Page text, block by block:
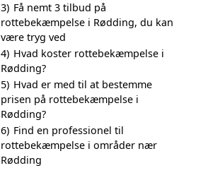
3) Få nemt 3 tilbud på
rottebekæmpelse i Rødding, du kan
være tryg ved
4) Hvad koster rottebekæmpelse i
Rødding?
5) Hvad er med til at bestemme
prisen på rottebekæmpelse i
Rødding?
6) Find en professionel til
rottebekæmpelse i områder nær
Rødding